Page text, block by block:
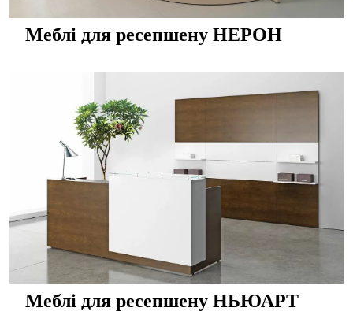
Меблі для ресепшену НЕРОН
Меблі для ресепшену НЬЮАРТ